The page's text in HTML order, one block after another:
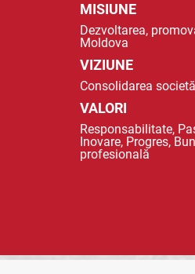
MISIUNE
Dezvoltarea,
Moldova
VIZIUNE
Consolidarea
VALORI
Responsabilitate,
Inovare, Progres,
profesională